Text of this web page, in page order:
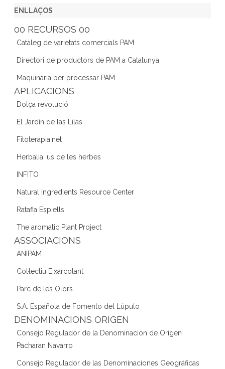
c
e
b
o
o
k
er gr
a
m
dI
n
ENLLAÇOS
00 RECURSOS 00
Catàleg de varietats comercials PAM
Directori de productors de PAM a Catalunya
Maquinària per processar PAM
APLICACIONS
Dolça revolució
El Jardín de las Lilas
Fitoterapia.net
Herbalia: us de les herbes
INFITO
Natural Ingredients Resource Center
Ratafia Espiells
The aromatic Plant Project
ASSOCIACIONS
ANIPAM
Col·lectiu Eixarcolant
Parc de les Olors
S.A. Española de Fomento del Lúpulo
DENOMINACIONS ORIGEN
Consejo Regulador de la Denominacion de Origen
Pacharan Navarro
Consejo Regulador de las Denominaciones Geográficas